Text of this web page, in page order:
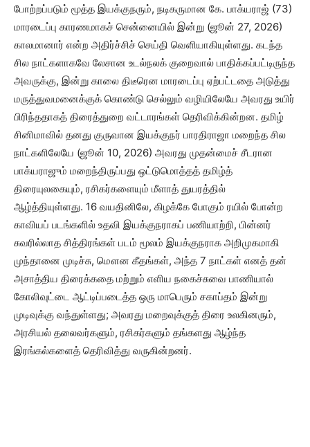
போற்றப்படும் மூத்த இயக்குநரும், நடிகருமான கே. பாக்யராஜ் (73)
மாரடைப்பு காரணமாகச் சென்னையில் இன்று (ஜூன் 27, 2026)
காலமானார் என்ற அதிர்ச்சிச் செய்தி வெளியாகியுள்ளது. கடந்த
சில நாட்களாகவே லேசான உடல்நலக் குறைவால் பாதிக்கப்பட்டிருந்த
அவருக்கு, இன்று காலை திடீரென மாரடைப்பு ஏற்பட்டதை அடுத்து
மருத்துவமனைக்குக் கொண்டு செல்லும் வழியிலேயே அவரது உயிர்
பிரிந்ததாகத் திரைத்துறை வட்டாரங்கள் தெரிவிக்கின்றன. தமிழ்
சினிமாவில் தனது குருவான இயக்குநர் பாரதிராஜா மறைந்த சில
நாட்களிலேயே (ஜூன் 10, 2026) அவரது முதன்மைச் சீடரான
பாக்யராஜும் மறைந்திருப்பது ஒட்டுமொத்தத் தமிழ்த்
திரையுலகையும், ரசிகர்களையும் மீளாத் துயரத்தில்
ஆழ்த்தியுள்ளது. 16 வயதினிலே, கிழக்கே போகும் ரயில் போன்ற
காவியப் படங்களில் உதவி இயக்குநராகப் பணியாற்றி, பின்னர்
சுவரில்லாத சித்திரங்கள் படம் மூலம் இயக்குநராக அறிமுகமாகி
முந்தானை முடிச்சு, மௌன கீதங்கள், அந்த 7 நாட்கள் எனத் தன்
அசாத்திய திரைக்கதை மற்றும் எளிய நகைச்சுவை பாணியால்
கோலிவுட்டை ஆட்டிப்படைத்த ஒரு மாபெரும் சகாப்தம் இன்று
முடிவுக்கு வந்துள்ளது; அவரது மறைவுக்குத் திரை உலகினரும்,
அரசியல் தலைவர்களும், ரசிகர்களும் தங்களது ஆழ்ந்த
இரங்கல்களைத் தெரிவித்து வருகின்றனர்.